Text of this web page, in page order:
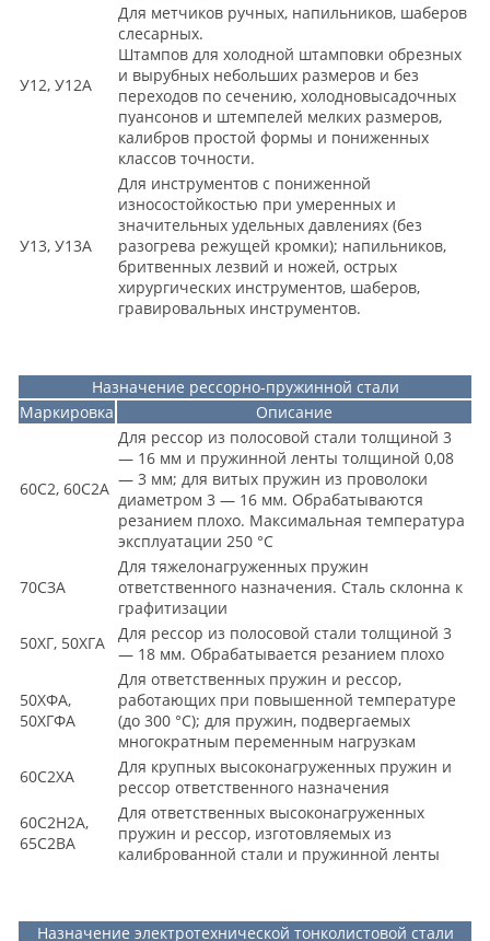
У12, У12А
Для метчиков ручных, напильников, шаберов
слесарных.
Штампов для холодной штамповки обрезных
и вырубных небольших размеров и без
переходов по сечению, холодновысадочных
пуансонов и штемпелей мелких размеров,
калибров простой формы и пониженных
классов точности.
У13, У13А
Для инструментов с пониженной
износостойкостью при умеренных и
значительных удельных давлениях (без
разогрева режущей кромки); напильников,
бритвенных лезвий и ножей, острых
хирургических инструментов, шаберов,
гравировальных инструментов.
Назначение рессорно-пружинной стали
Маркировка
Описание
60С2, 60С2А
Для рессор из полосовой стали толщиной 3
— 16 мм и пружинной ленты толщиной 0,08
— 3 мм; для витых пружин из проволоки
диаметром 3 — 16 мм. Обрабатываются
резанием плохо. Максимальная температура
эксплуатации 250 °С
70СЗА
Для тяжелонагруженных пружин
ответственного назначения. Сталь склонна к
графитизации
50ХГ, 50ХГА
Для рессор из полосовой стали толщиной 3
— 18 мм. Обрабатывается резанием плохо
50ХФА,
50ХГФА
Для ответственных пружин и рессор,
работающих при повышенной температуре
(до 300 °С); для пружин, подвергаемых
многократным переменным нагрузкам
60C2XA
Для крупных высоконагруженных пружин и
рессор ответственного назначения
60C2H2A,
65C2BA
Для ответственных высоконагруженных
пружин и рессор, изготовляемых из
калиброванной стали и пружинной ленты
Назначение электротехнической тонколистовой стали